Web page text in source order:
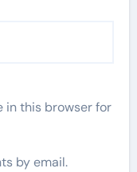
in this browser for
by email.